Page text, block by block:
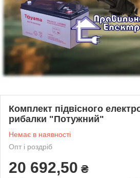
Комплект підвісного
рибалки "Потужний"
Немає в наявності
Опт і роздріб
20 692,50 ₴